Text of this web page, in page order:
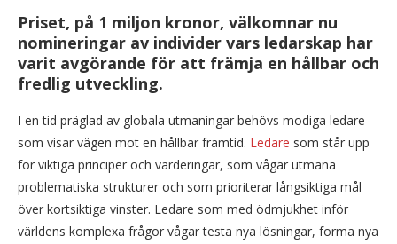
Priset, på 1 miljon kronor, välkomnar nu
nomineringar av individer vars ledarskap har
varit avgörande för att främja en hållbar och
fredlig utveckling.
I en tid präglad av globala utmaningar behövs modiga ledare
som visar vägen mot en hållbar framtid. Ledare som står upp
för viktiga principer och värderingar, som vågar utmana
problematiska strukturer och som prioriterar långsiktiga mål
över kortsiktiga vinster. Ledare som med ödmjukhet inför
världens komplexa frågor vågar testa nya lösningar, forma nya